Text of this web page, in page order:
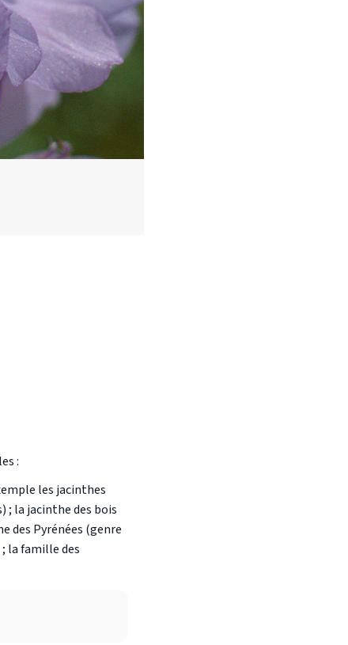
:
les jacinthes
; la jacinthe des bois
des Pyrénées (genre
la famille des